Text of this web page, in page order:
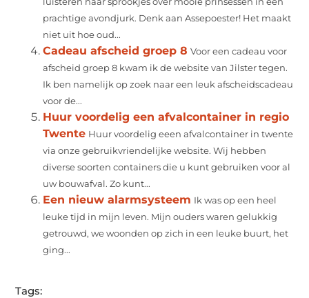
prachtige avondjurk. Denk aan Assepoester! Het maakt
niet uit hoe oud...
Cadeau afscheid groep 8 Voor een cadeau voor
afscheid groep 8 kwam ik de website van Jilster tegen.
Ik ben namelijk op zoek naar een leuk afscheidscadeau
voor de...
Huur voordelig een afvalcontainer in regio
Twente Huur voordelig eeen afvalcontainer in twente
via onze gebruikvriendelijke website. Wij hebben
diverse soorten containers die u kunt gebruiken voor al
uw bouwafval. Zo kunt...
Een nieuw alarmsysteem Ik was op een heel
leuke tijd in mijn leven. Mijn ouders waren gelukkig
getrouwd, we woonden op zich in een leuke buurt, het
ging...
Tags: